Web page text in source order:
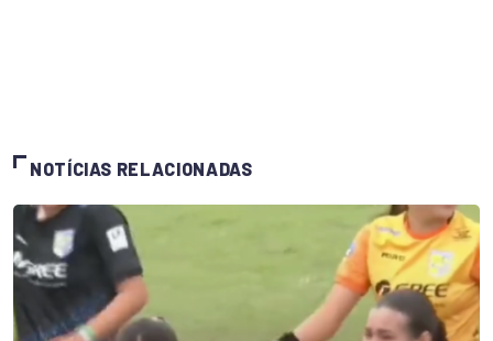
NOTÍCIAS RELACIONADAS